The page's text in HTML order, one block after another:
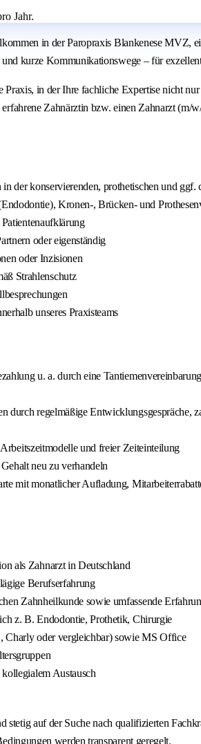
Jahr.
in der Paropraxis Blankenese MVZ,
kurze Kommunikationswege – für
Praxis, in der Ihre fachliche Expertise nicht
Zahnärztin bzw. einen Zahnarzt
der konservierenden, prothetischen und
Kronen-, Brücken- und
oder eigenständig
oder Inzisionen
Strahlenschutz
unseres Praxisteams
u. a. durch eine Tantiemenvereinbarung
regelmäßige Entwicklungsgespräche,
und freier Zeiteinteilung
neu zu verhandeln
mit monatlicher Aufladung,
als Zahnarzt in Deutschland
Berufserfahrung
Zahnheilkunde sowie umfassende
z. B. Endodontie, Prothetik, Chirurgie
Charly oder vergleichbar) sowie MS Office
Austausch
stetig auf der Suche nach qualifizierten
werden transparent geregelt.